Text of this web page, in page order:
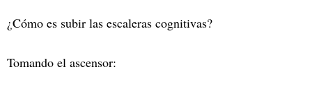
¿Cómo es subir las escaleras cognitivas?
Tomando el ascensor: